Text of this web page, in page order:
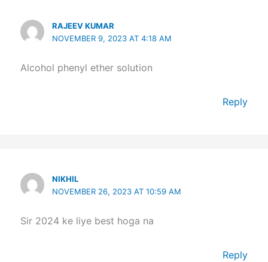
RAJEEV KUMAR
NOVEMBER 9, 2023 AT 4:18 AM
Alcohol phenyl ether solution
Reply
NIKHIL
NOVEMBER 26, 2023 AT 10:59 AM
Sir 2024 ke liye best hoga na
Reply